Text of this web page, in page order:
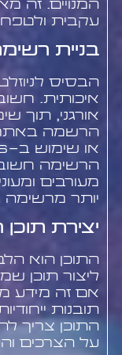
המנויים. זה
עקבית ולטפח
בניית
הבסיס
איכותית.
אורגני, תוך
הרשמה באתר,
הרשימה
מעורבים
יותר מרשימה
יצירת תוכן
התוכן הוא
ליצור תוכן
אם זה מידע
תובנות
התוכן צריך
על הצרכים